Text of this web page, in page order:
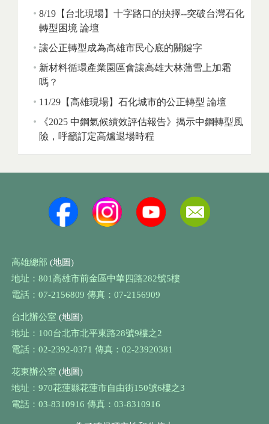
8/19【台北現場】十字路口的抉擇--突破台灣石化
轉型困境 論壇
讓公正轉型成為高雄市民心底的關鍵字
新材料循環產業園區會讓高雄大林蒲雪上加霜
嗎？
11/29【高雄現場】石化城市的公正轉型 論壇
《2025 中鋼氣候績效評估報告》揭示中鋼轉型風
險，呼籲訂定高爐退場時程
高雄總部 (地圖)
地址：801高雄市前金區中華四路282號5樓
電話：07-2156809 傳真：07-2156909
台北辦公室 (地圖)
地址：100台北市北平東路28號9樓之2
電話：02-2392-0371 傳真：02-23920381
花東辦公室 (地圖)
地址：970花蓮縣花蓮市自由街150號6樓之3
電話：03-8310916 傳真：03-8310916